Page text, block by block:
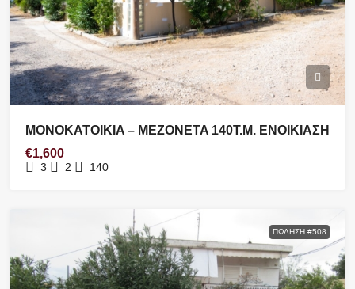
ΜONOKATOIKIA – MEZONETA 140Τ.Μ. ΕΝΟΙΚΙΑΣΗ
€1,600
3 2 140
ΠΏΛΗΣΗ #508